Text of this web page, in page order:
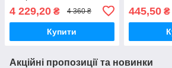
4 229,20 ₴ 4 360 ₴
Купити
445,50₴
Акційні пропозиції та новинки